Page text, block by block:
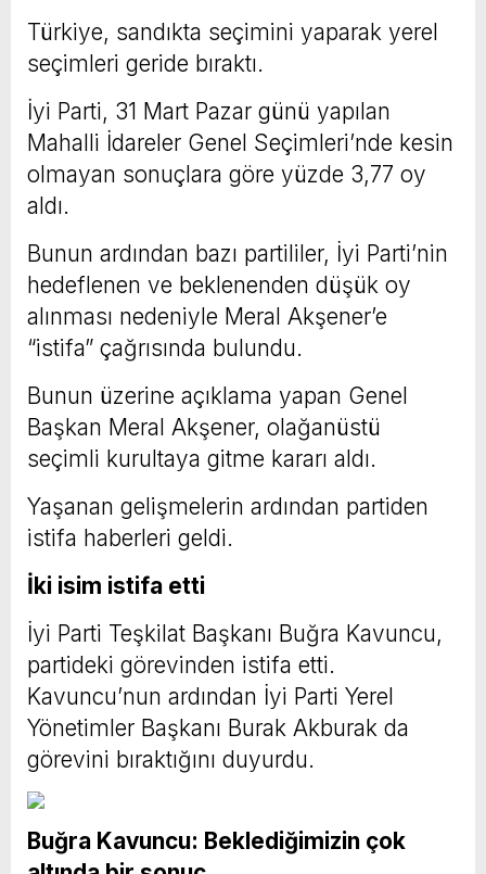
Türkiye, sandıkta seçimini yaparak yerel
seçimleri geride bıraktı.
İyi Parti, 31 Mart Pazar günü yapılan
Mahalli İdareler Genel Seçimleri’nde kesin
olmayan sonuçlara göre yüzde 3,77 oy
aldı.
Bunun ardından bazı partililer, İyi Parti’nin
hedeflenen ve beklenenden düşük oy
alınması nedeniyle Meral Akşener’e
“istifa” çağrısında bulundu.
Bunun üzerine açıklama yapan Genel
Başkan Meral Akşener, olağanüstü
seçimli kurultaya gitme kararı aldı.
Yaşanan gelişmelerin ardından partiden
istifa haberleri geldi.
İki isim istifa etti
İyi Parti Teşkilat Başkanı Buğra Kavuncu,
partideki görevinden istifa etti.
Kavuncu’nun ardından İyi Parti Yerel
Yönetimler Başkanı Burak Akburak da
görevini bıraktığını duyurdu.
Buğra Kavuncu: Beklediğimizin çok